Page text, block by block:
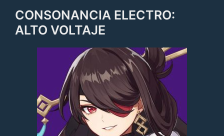
CONSONANCIA ELECTRO:
ALTO VOLTAJE